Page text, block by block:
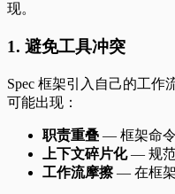
现。
1. 避免工具冲突
Spec 框架引入自己的工作
可能出现：
职责重叠 — 框架命令
上下文碎片化— 规范
工作流摩擦— 在框架